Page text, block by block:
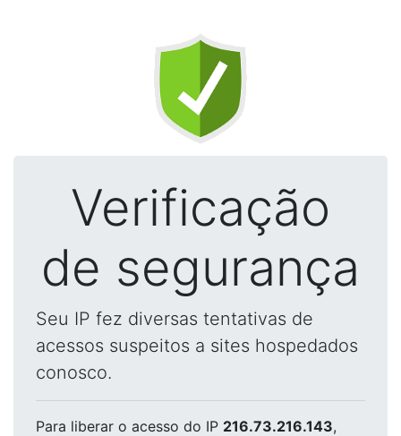
Verificação
de segurança
Seu IP fez diversas tentativas de
acessos suspeitos a sites hospedados
conosco.
Para liberar o acesso do IP 216.73.216.143,